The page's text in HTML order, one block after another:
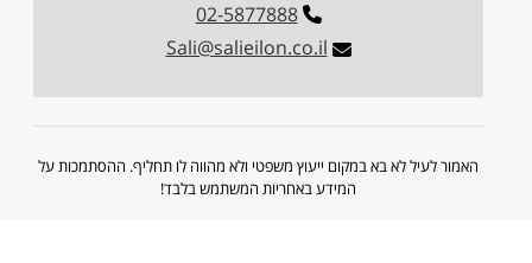
02-5877888
Sali@salieilon.co.il
האמור לעיל לא בא במקום ייעוץ משפטי ולא מהווה לו תחליף. ההסתמכות על
המידע באחריות המשתמש בלבד!